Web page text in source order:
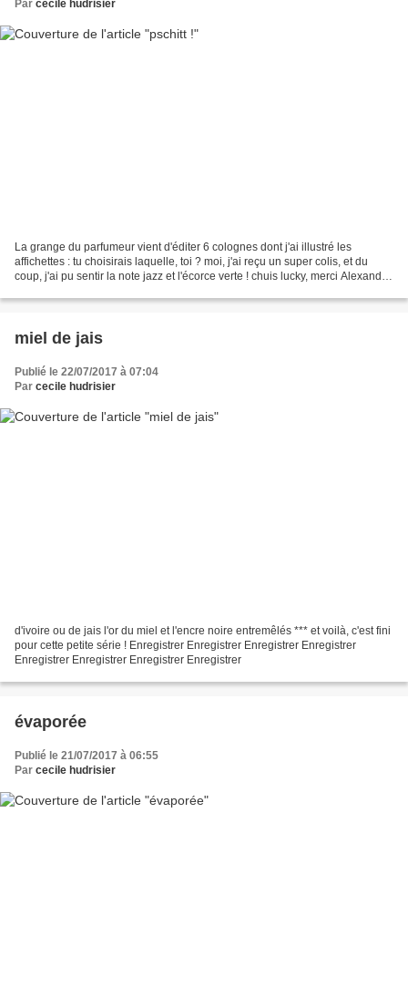
Par cecile hudrisier
La grange du parfumeur vient d'éditer 6 colognes dont j'ai illustré les
affichettes : tu choisirais laquelle, toi ? moi, j'ai reçu un super colis, et du
coup, j'ai pu sentir la note jazz et l'écorce verte ! chuis lucky, merci Alexandra
miel de jais
Publié le 22/07/2017 à 07:04
Par cecile hudrisier
d'ivoire ou de jais l'or du miel et l'encre noire entremêlés *** et voilà, c'est fini
pour cette petite série ! Enregistrer Enregistrer Enregistrer Enregistrer
Enregistrer Enregistrer Enregistrer Enregistrer
évaporée
Publié le 21/07/2017 à 06:55
Par cecile hudrisier